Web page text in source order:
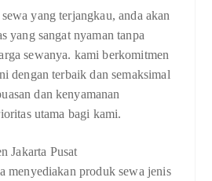
yang terjangkau, anda akan
yang sangat nyaman tanpa
sewanya. kami berkomitmen
dengan terbaik dan semaksimal
dan kenyamanan
utama bagi kami.
menyediakan produk sewa jenis